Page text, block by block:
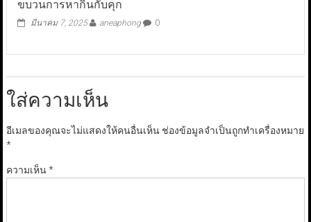
ขบวนการหากินกับคุก
มีนาคม 7, 2025 aneaphong 0
ใส่ความเห็น
อีเมลของคุณจะไม่แสดงให้คนอื่นเห็น ช่องข้อมูลจำเป็นถูกทำเครื่องหมาย
*
ความเห็น*